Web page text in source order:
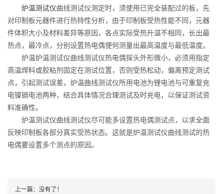
炉温测试仪曲线测试仪测定时，须使用已完全装配过的板，先
对印制板元器件进行热特性分析，由于印制板受热性能不同，元器
件体积大小及材料差异等原因，各点实际受热升温不相同，长出最
热点，最冷点，分别设置热电偶便何测量出最高温度与最低温度。
炉温炉温测试仪曲线测试仪热电偶探头外形微小，必须用指定
高温焊料或胶粘剂固定在测试位置，否则受热松动，偏离预定测试
点，引起测试误差，炉温曲线测试仪所用电池为锂电池与可重复充
电镍镉电池两种，结合具体情况合理测试及时充电，以保证测试资
料准确性。
炉温测试仪曲线测试仪尽可能多设置热电偶测试点，以求全面
反映印制板各部分真实受热状态。这就是炉温测试仪曲线测试的热
电偶要设置多个测点的原因。
上一篇：没有了！